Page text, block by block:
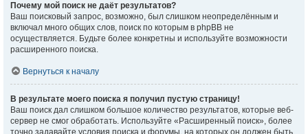
Почему мой поиск не даёт результатов?
Ваш поисковый запрос, возможно, был слишком неопределённым и
включал много общих слов, поиск по которым в phpBB не
осуществляется. Будьте более конкретны и используйте возможности
расширенного поиска.
Вернуться к началу
В результате моего поиска я получил пустую страницу!
Ваш поиск дал слишком большое количество результатов, которые веб-
сервер не смог обработать. Используйте «Расширенный поиск», более
точно задавайте условия поиска и форумы, на которых он должен быть